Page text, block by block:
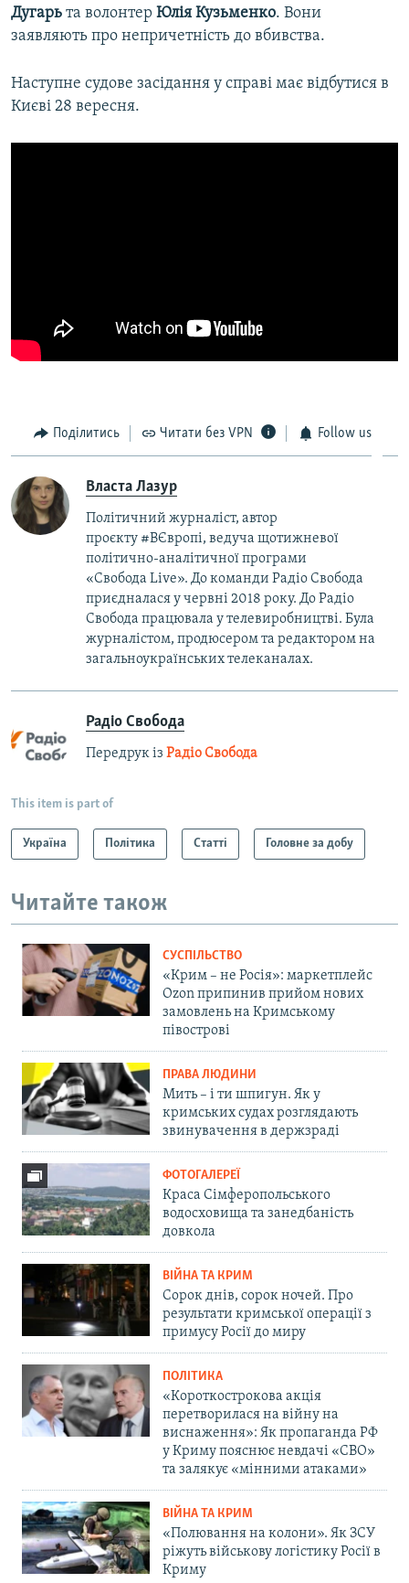
Дугарь та волонтер Юлія Кузьменко. Вони
заявляють про непричетність до вбивства.
Наступне судове засідання у справі має відбутися в
Києві 28 вересня.
Поділитись Читати без VPN Follow us
Власта Лазур
Політичний журналіст, автор
проєкту #ВЄвропі, ведуча щотижневої
політично-аналітичної програми
«Свобода Live». До команди Радіо Свобода
приєдналася у червні 2018 року. До Радіо
Свобода працювала у телевиробництві. Була
журналістом, продюсером та редактором на
загальноукраїнських телеканалах.
Радіо Свобода
Передрук із Радіо Свобода
This item is part of
Україна Політика Статті Головне за добу
Читайте також
СУСПІЛЬСТВО
«Крим – не Росія»: маркетплейс
Ozon припинив прийом нових
замовлень на Кримському
півострові
ПРАВА ЛЮДИНИ
Мить – і ти шпигун. Як у
кримських судах розглядають
звинувачення в держзраді
ФОТОГАЛЕРЕЇ
Краса Сімферопольського
водосховища та занедбаність
довкола
ВІЙНА ТА КРИМ
Сорок днів, сорок ночей. Про
результати кримської операції з
примусу Росії до миру
ПОЛІТИКА
«Короткострокова акція
перетворилася на війну на
виснаження»: Як пропаганда РФ
у Криму пояснює невдачі «СВО»
та залякує «мінними атаками»
ВІЙНА ТА КРИМ
«Полювання на колони». Як ЗСУ
ріжуть військову логістику Росії в
Криму